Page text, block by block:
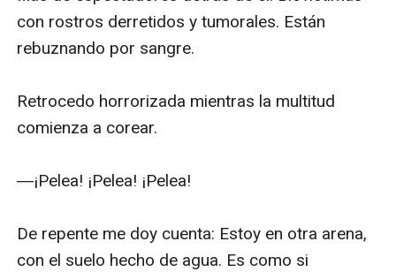
ARENA TRES es un thriller distópico repleto de acción,
con una dura heroína de la que se han enamorado los
conclusión de la exitosa Trilogía de la Supervivencia,
que te hará pasar las páginas hasta altas horas de la
"Adictivo... ARENA UNO es uno de esos libros que lees
quieres soltarlo". -Dallas Examiner